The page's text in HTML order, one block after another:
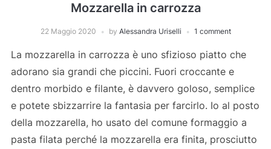
Mozzarella in carrozza
22 Maggio 2020 by Alessandra Uriselli 1 comment
La mozzarella in carrozza è uno sfizioso piatto che
adorano sia grandi che piccini. Fuori croccante e
dentro morbido e filante, è davvero goloso, semplice
e potete sbizzarrire la fantasia per farcirlo. Io al posto
della mozzarella, ho usato del comune formaggio a
pasta filata perché la mozzarella era finita, prosciutto